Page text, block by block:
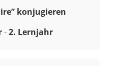
konjugieren
-2. Lernjahr